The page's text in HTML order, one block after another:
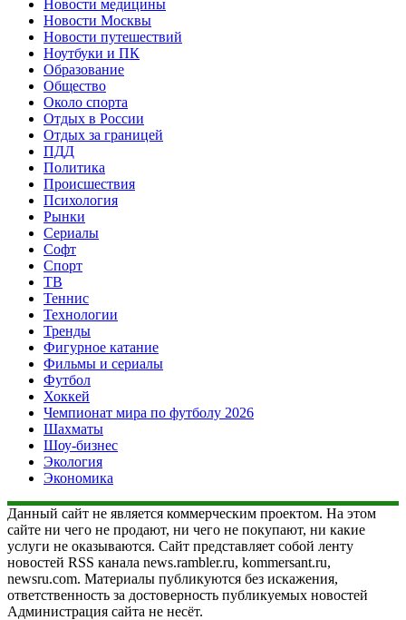
Новости медицины
Новости Москвы
Новости путешествий
Ноутбуки и ПК
Образование
Общество
Около спорта
Отдых в России
Отдых за границей
ПДД
Политика
Происшествия
Психология
Рынки
Сериалы
Софт
Спорт
ТВ
Теннис
Технологии
Тренды
Фигурное катание
Фильмы и сериалы
Футбол
Хоккей
Чемпионат мира по футболу 2026
Шахматы
Шоу-бизнес
Экология
Экономика
Данный сайт не является коммерческим проектом. На этом
сайте ни чего не продают, ни чего не покупают, ни какие
услуги не оказываются. Сайт представляет собой ленту
новостей RSS канала news.rambler.ru, kommersant.ru,
newsru.com. Материалы публикуются без искажения,
ответственность за достоверность публикуемых новостей
Администрация сайта не несёт.